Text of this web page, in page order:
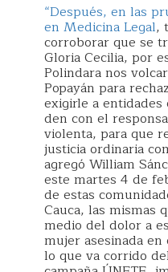
“Después, en las
en Medicina Legal,
corroborar que se
Gloria Cecilia, por
Polindara nos
Popayán para
exigirle a entidades
den con el
violenta, para que
justicia ordinaria
agregó William
este martes 4 de
de estas
Cauca, las mismas
medio del dolor a
mujer asesinada
lo que va corrido